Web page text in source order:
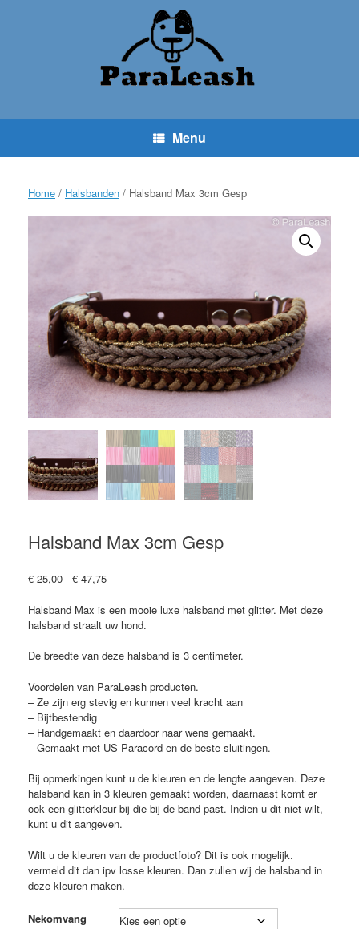
Menu
Home / Halsbanden / Halsband Max 3cm Gesp
Halsband Max 3cm Gesp
€ 25,00 - € 47,75Prijsklasse:
tot
€ 47,75
Halsband Max is een mooie luxe halsband met glitter. Met deze
halsband straalt uw hond.
De breedte van deze halsband is 3 centimeter.
Voordelen van ParaLeash producten.
– Ze zijn erg stevig en kunnen veel kracht aan
– Bijtbestendig
– Handgemaakt en daardoor naar wens gemaakt.
– Gemaakt met US Paracord en de beste sluitingen.
Bij opmerkingen kunt u de kleuren en de lengte aangeven. Deze
halsband kan in 3 kleuren gemaakt worden, daarnaast komt er
ook een glitterkleur bij die bij de band past. Indien u dit niet wilt,
kunt u dit aangeven.
Wilt u de kleuren van de productfoto? Dit is ook mogelijk.
vermeld dit dan ipv losse kleuren. Dan zullen wij de halsband in
deze kleuren maken.
Nekomvang